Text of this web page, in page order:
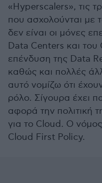
«Hyperscalers», τις
που ασχολούνται με
δεν είναι οι μόνες
Data Centers και του
επένδυση της Data
καθώς και πολλές
αυτό νομίζω ότι
ρόλο. Σίγουρα έχει
αφορά την πολιτική
για το Cloud. Ο
Cloud First Policy.